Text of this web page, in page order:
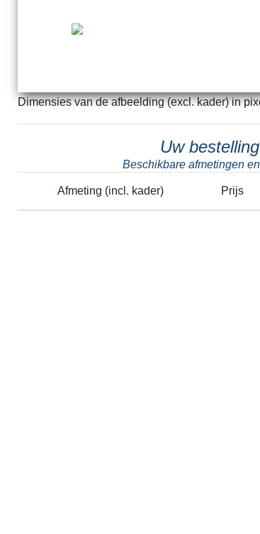
Dimensies van de afbeelding (excl. kader) in
Uw bestelling
Beschikbare afmetingen
Afmeting (incl. kader) Prijs